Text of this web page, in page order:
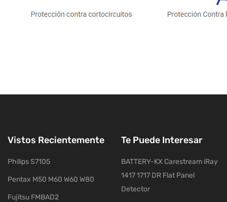
Vistos Recientemente
Philips S7105
Pentax M50 M60 W60 W80
Fujitsu FMBAD2
Te Puede Interesar
BATTERY-KX Carestream iRay
1417 1717 DR Flat Panel
Detector